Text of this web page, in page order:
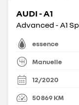
AUDI - A1
essence
Manuelle
12/2020
50 869KM